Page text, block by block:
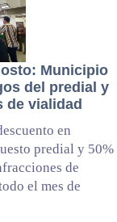
Municipio
del predial y
de vialidad
en
predial y 50%
de
el mes de